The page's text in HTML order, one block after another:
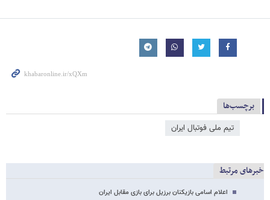
برچسب‌ها
تیم ملی فوتبال ایران
خبرهای مرتبط
اعلام اسامی بازیکنان برزیل برای بازی مقابل ایران